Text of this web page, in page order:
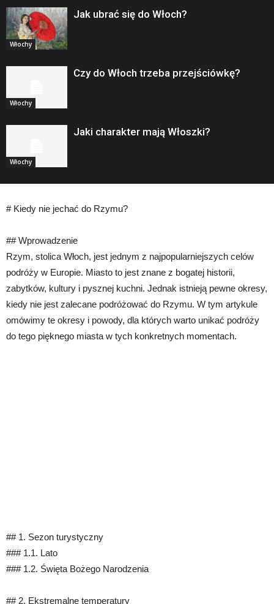
Włochy
Jak ubrać się do Włoch?
Włochy
Czy do Włoch trzeba przejściówkę?
Włochy
Jaki charakter mają Włoszki?
# Kiedy nie jechać do Rzymu?
## Wprowadzenie
Rzym, stolica Włoch, jest jednym z najpopularniejszych celów
podróży w Europie. Miasto to jest znane z bogatej historii,
zabytków, kultury i pysznej kuchni. Jednak istnieją pewne okresy,
kiedy nie jest zalecane podróżować do Rzymu. W tym artykule
omówimy te okresy i powody, dla których warto unikać podróży
do tego pięknego miasta w tych konkretnych momentach.
## 1. Sezon turystyczny
### 1.1. Lato
### 1.2. Święta Bożego Narodzenia
## 2. Ekstremalne temperatury